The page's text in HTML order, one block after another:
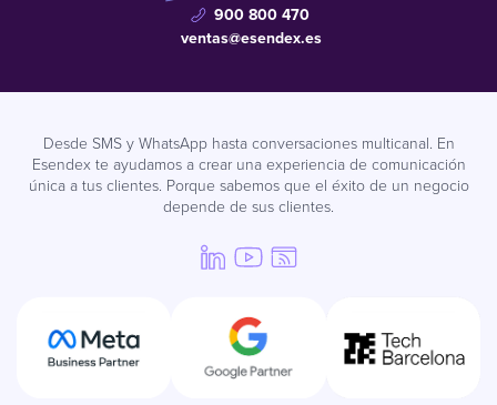
900 800 470
ventas@esendex.es
Desde SMS y WhatsApp hasta conversaciones multicanal. En
Esendex te ayudamos a crear una experiencia de comunicación
única a tus clientes. Porque sabemos que el éxito de un negocio
depende de sus clientes.